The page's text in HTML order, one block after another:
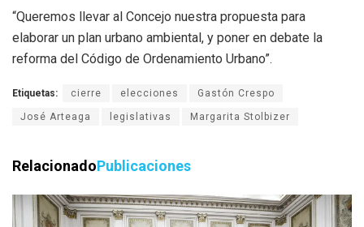
“Queremos llevar al Concejo nuestra propuesta para
elaborar un plan urbano ambiental, y poner en debate la
reforma del Código de Ordenamiento Urbano”.
Etiquetas: cierre elecciones Gastón Crespo
José Arteaga legislativas Margarita Stolbizer
RelacionadoPublicaciones